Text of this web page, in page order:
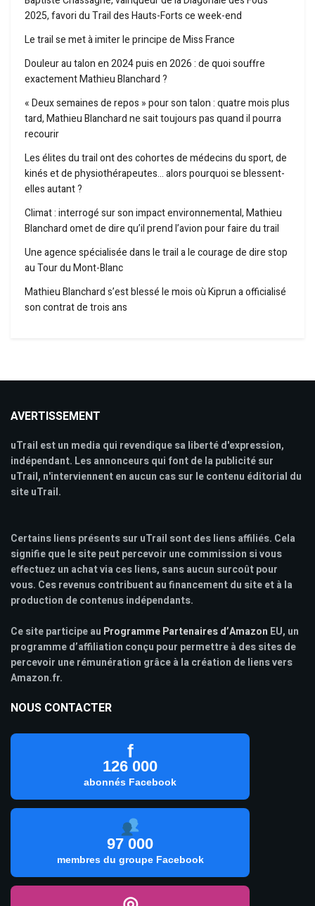
2025, favori du Trail des Hauts-Forts ce week-end
Le trail se met à imiter le principe de Miss France
Douleur au talon en 2024 puis en 2026 : de quoi souffre
exactement Mathieu Blanchard ?
« Deux semaines de repos » pour son talon : quatre mois plus
tard, Mathieu Blanchard ne sait toujours pas quand il pourra
recourir
Les élites du trail ont des cohortes de médecins du sport, de
kinés et de physiothérapeutes… alors pourquoi se blessent-
elles autant ?
Climat : interrogé sur son impact environnemental, Mathieu
Blanchard omet de dire qu’il prend l’avion pour faire du trail
Une agence spécialisée dans le trail a le courage de dire stop
au Tour du Mont-Blanc
Mathieu Blanchard s’est blessé le mois où Kiprun a officialisé
son contrat de trois ans
AVERTISSEMENT
uTrail est un media qui revendique sa liberté d'expression,
indépendant. Les annonceurs qui font de la publicité sur
uTrail, n'interviennent en aucun cas sur le contenu éditorial du
site uTrail.
Certains liens présents sur uTrail sont des liens affiliés. Cela
signifie que le site peut percevoir une commission si vous
effectuez un achat via ces liens, sans aucun surcoût pour
vous. Ces revenus contribuent au financement du site et à la
production de contenus indépendants.
Ce site participe au Programme Partenaires d’Amazon EU, un
programme d’affiliation conçu pour permettre à des sites de
percevoir une rémunération grâce à la création de liens vers
Amazon.fr.
NOUS CONTACTER
f
126 000
abonnés Facebook
97 000
membres du groupe Facebook